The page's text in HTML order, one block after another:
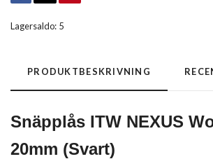
Lagersaldo: 5
PRODUKTBESKRIVNING
Snäpplås ITW NEXUS
20mm (Svart)